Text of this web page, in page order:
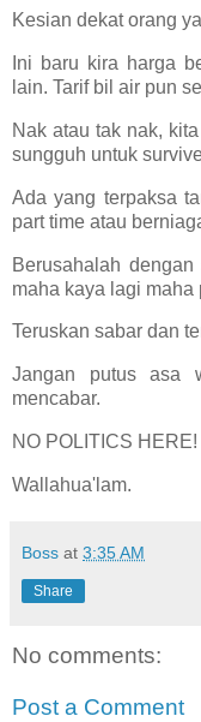
Kesian dekat orang
Ini baru kira harga
lain. Tarif bil air pun
Nak atau tak nak,
sungguh untuk
Ada yang terpaksa
part time atau
Berusahalah
maha kaya lagi maha
Teruskan sabar dan
Jangan putus asa
mencabar.
NO POLITICS HERE!
Wallahua'lam.
Boss at 3:35 AM
Share
No comments:
Post a Comment